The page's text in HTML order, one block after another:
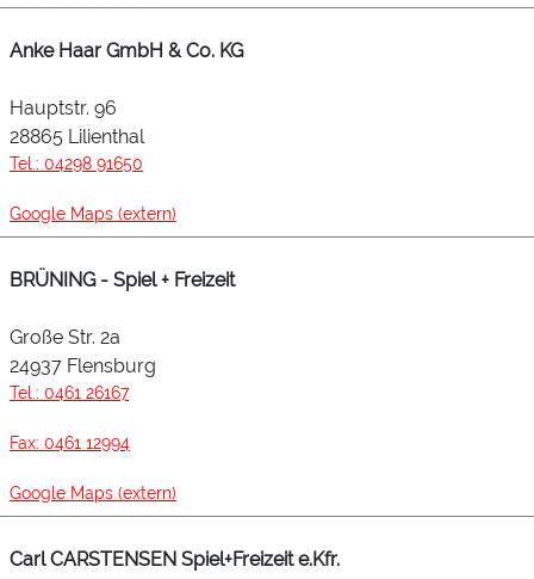
Anke Haar GmbH & Co. KG
Hauptstr. 96
28865 Lilienthal
Tel.: 04298 91650
Google Maps (extern)
BRÜNING - Spiel + Freizeit
Große Str. 2a
24937 Flensburg
Tel.: 0461 26167
Fax: 0461 12994
Google Maps (extern)
Carl CARSTENSEN Spiel+Freizeit e.Kfr.